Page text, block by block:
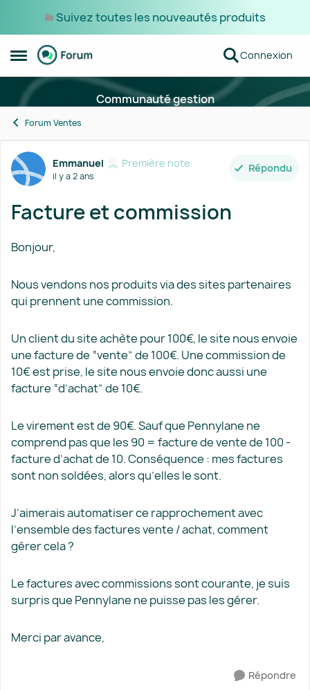
Suivez toutes les nouveautés produits
Ouvrir Menu Latéral
Passer au contenu Connexion
Communauté gestion
Forum Ventes
Forum Discussion
Emmanuel Première note
il y a 2 ans
Répondu
Facture et commission
Bonjour,
Nous vendons nos produits via des sites partenaires
qui prennent une commission.
Un client du site achète pour 100€, le site nous envoie
une facture de “vente” de 100€. Une commission de
10€ est prise, le site nous envoie donc aussi une
facture “d’achat” de 10€.
Le virement est de 90€. Sauf que Pennylane ne
comprend pas que les 90 = facture de vente de 100 -
facture d’achat de 10. Conséquence : mes factures
sont non soldées, alors qu’elles le sont.
J’aimerais automatiser ce rapprochement avec
l’ensemble des factures vente / achat, comment
gérer cela ?
Le factures avec commissions sont courante, je suis
surpris que Pennylane ne puisse pas les gérer.
Merci par avance,
Répondre